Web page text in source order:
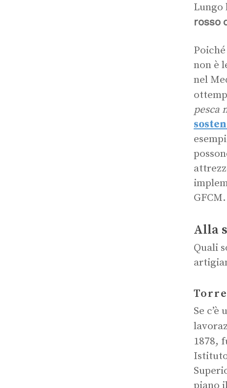
Lungo
rosso
non è
nel
pesca
GFCM.
Alla
Quali
Se
1878,